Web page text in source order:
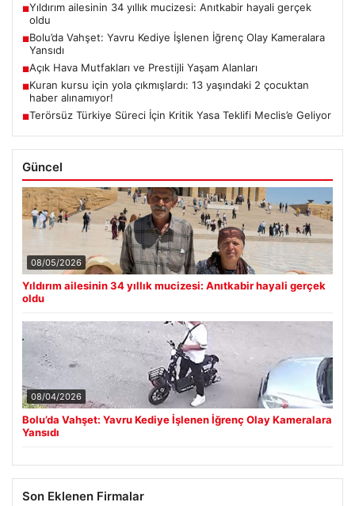
■Yıldırım ailesinin 34 yıllık mucizesi: Anıtkabir hayali gerçek
oldu
■Bolu’da Vahşet: Yavru Kediye İşlenen İğrenç Olay Kameralara
Yansıdı
■Açık Hava Mutfakları ve Prestijli Yaşam Alanları
■Kuran kursu için yola çıkmışlardı: 13 yaşındaki 2 çocuktan
haber alınamıyor!
■Terörsüz Türkiye Süreci İçin Kritik Yasa Teklifi Meclis’e Geliyor
Güncel
08/05/2026
Yıldırım ailesinin 34 yıllık mucizesi: Anıtkabir hayali gerçek
oldu
08/04/2026
Bolu’da Vahşet: Yavru Kediye İşlenen İğrenç Olay Kameralara
Yansıdı
Son Eklenen Firmalar